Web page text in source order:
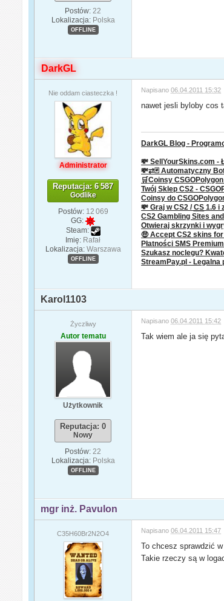
Postów: 22
Lokalizacja: Polska
OFFLINE
DarkGL
Nie oddam ciasteczka !
Administrator
Reputacja: 6 587
Godlike
Postów: 12 069
GG:
Steam:
Imię: Rafał
Lokalizacja: Warszawa
OFFLINE
Napisano06.04.2011 15:32
nawet jesli byloby cos
DarkGL Blog -
💸 SellYourSkins.com -
💸⇄🃏 Automatyczny
🛒Coinsy
Twój Sklep CS2 -
Coinsy do
💸 Graj w CS2 /CS 1.6 i
CS2 Gambling Sites
Otwieraj skrzynki i
🤑 Accept CS2 skins
Płatności SMS
Szukasz noclegu?
StreamPay.pl -
Karol1103
Życzliwy
Autor tematu
Użytkownik
Reputacja: 0
Nowy
Postów: 22
Lokalizacja: Polska
OFFLINE
Napisano06.04.2011 15:42
Tak wiem ale ja się
mgr inż. Pavulon
C35H60Br2N2O4 Napisano06.04.2011 15:47
To chcesz sprawdzić
Takie rzeczy są w